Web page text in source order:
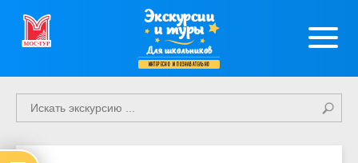
Экскурсии
и туры
Для школьников
интересно и познавательно